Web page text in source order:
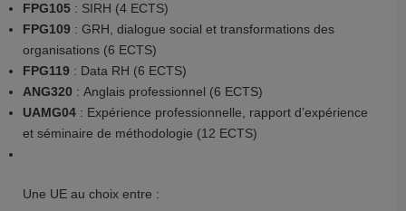
FPG105 : SIRH (4 ECTS)
FPG109 : GRH, dialogue social et transformations des
organisations (6 ECTS)
FPG119 : Data RH (6 ECTS)
ANG320 : Anglais professionnel (6 ECTS)
UAMG04 : Expérience professionnelle, rapport d’expérience
et séminaire de méthodologie (12 ECTS)
Une UE au choix entre :